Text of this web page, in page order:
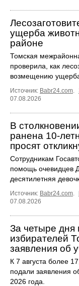
ущерба
районе
Томская
проверила, как
возмещению
Источник: Babr24.com
07.08.2026
В
ранена 10-
просят
Сотрудникам
помощь очевидцев
десятилетняя
Источник: Babr24.com
07.08.2026
За четыре дня
избирателей
заявления об
К 7 августа более
подали заявления
2026 года.